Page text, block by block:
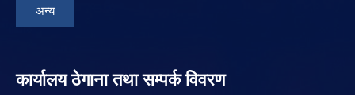
अन्य
कार्यालय ठेगाना तथा सम्पर्क विवरण